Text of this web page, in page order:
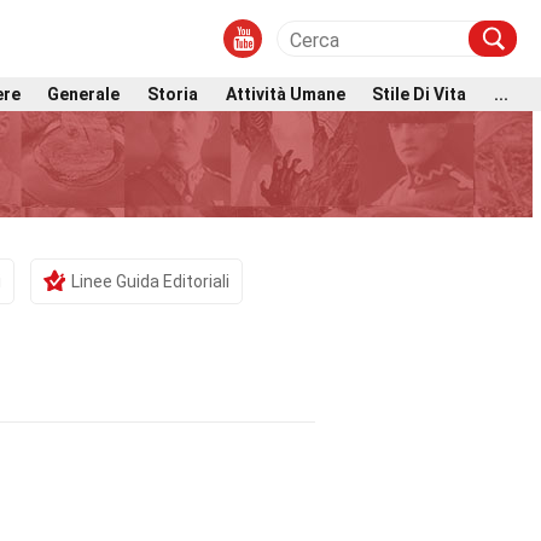
Generale Storia Attività Umane Stile Di Vita ...
Linee Guida Editoriali